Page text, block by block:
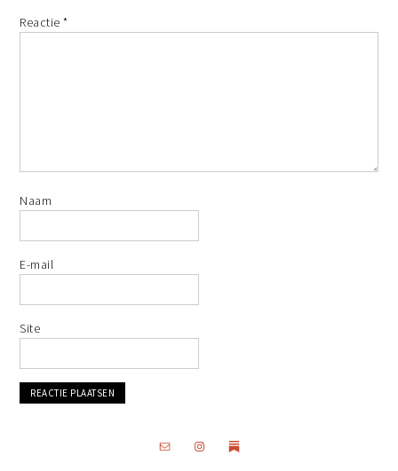
Reactie*
Naam
E-mail
Site